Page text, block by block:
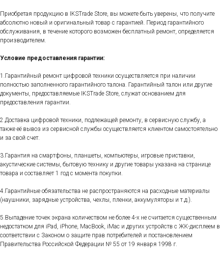
Приобретая продукцию в IKSTrade Store, вы можете быть уверены, что получите
абсолютно новый и оригинальный товар с гарантией. Период гарантийного
обслуживания, в течение которого возможен бесплатный ремонт, определяется
производителем.
Условие предоставления гарантии:
1.Гарантийный ремонт цифровой техники осуществляется при наличии
полностью заполненного гарантийного талона. Гарантийный талон или другие
документы, предоставляемые IKSTrade Store, служат основанием для
предоставления гарантии.
2.Доставка цифровой техники, подлежащей ремонту, в сервисную службу, а
также её вывоз из сервисной службы осуществляется клиентом самостоятельно
и за свой счет.
3.Гарантия на смартфоны, планшеты, компьютеры, игровые приставки,
акустические системы, бытовую технику и другие товары указана на странице
товара и составляет 1 год с момента покупки.
4.Гарантийные обязательства не распространяются на расходные материалы
(наушники, зарядные устройства, чехлы, пленки, аккумуляторы и т.д.).
5.Выпадение точек экрана количеством не более 4-х не считается существенным
недостатком для iPad, iPhone, MacBook, iMac и других устройств с ЖК-дисплеем в
соответствии с Законом о защите прав потребителей и постановлением
Правительства Российской Федерации № 55 от 19 января 1998 г.